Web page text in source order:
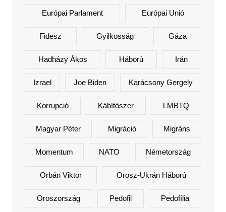
Európai Parlament Európai Unió
Fidesz Gyilkosság Gáza
Hadházy Ákos Háború Irán
Izrael Joe Biden Karácsony Gergely
Korrupció Kábítószer LMBTQ
Magyar Péter Migráció Migráns
Momentum NATO Németország
Orbán Viktor Orosz-Ukrán Háború
Oroszország Pedofil Pedofília